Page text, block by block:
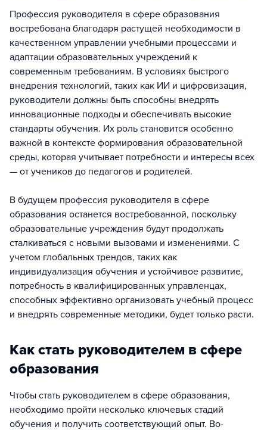
Профессия руководителя в сфере образования
востребована благодаря растущей необходимости в
качественном управлении учебными процессами и
адаптации образовательных учреждений к
современным требованиям. В условиях быстрого
внедрения технологий, таких как ИИ и цифровизация,
руководители должны быть способны внедрять
инновационные подходы и обеспечивать высокие
стандарты обучения. Их роль становится особенно
важной в контексте формирования образовательной
среды, которая учитывает потребности и интересы всех
— от учеников до педагогов и родителей.
В будущем профессия руководителя в сфере
образования останется востребованной, поскольку
образовательные учреждения будут продолжать
сталкиваться с новыми вызовами и изменениями. С
учетом глобальных трендов, таких как
индивидуализация обучения и устойчивое развитие,
потребность в квалифицированных управленцах,
способных эффективно организовать учебный процесс
и внедрять современные методики, будет только расти.
Как стать руководителем в сфере
образования
Чтобы стать руководителем в сфере образования,
необходимо пройти несколько ключевых стадий
обучения и получить соответствующий опыт. Во-